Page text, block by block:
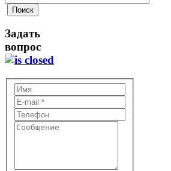
Задать
вопрос